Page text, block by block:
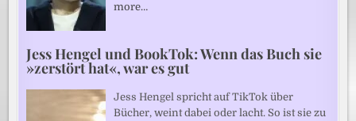
more…
Jess Hengel und BookTok: Wenn das Buch sie
»zerstört hat«, war es gut
Jess Hengel spricht auf TikTok über
Bücher, weint dabei oder lacht. So ist sie zu